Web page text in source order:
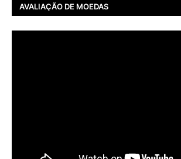
AVALIAÇÃO DE MOEDAS